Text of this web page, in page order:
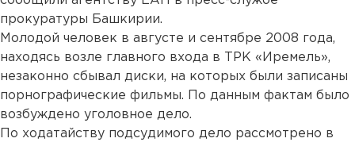
прокуратуры Башкирии.
Молодой человек в августе и сентябре 2008 года,
находясь возле главного входа в ТРК «Иремель»,
незаконно сбывал диски, на которых были записаны
порнографические фильмы. По данным фактам было
возбуждено уголовное дело.
По ходатайству подсудимого дело рассмотрено в